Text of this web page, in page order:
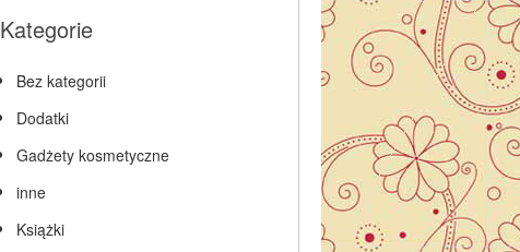
Kategorie
Bez kategorii
Dodatki
Gadżety kosmetyczne
inne
Książki